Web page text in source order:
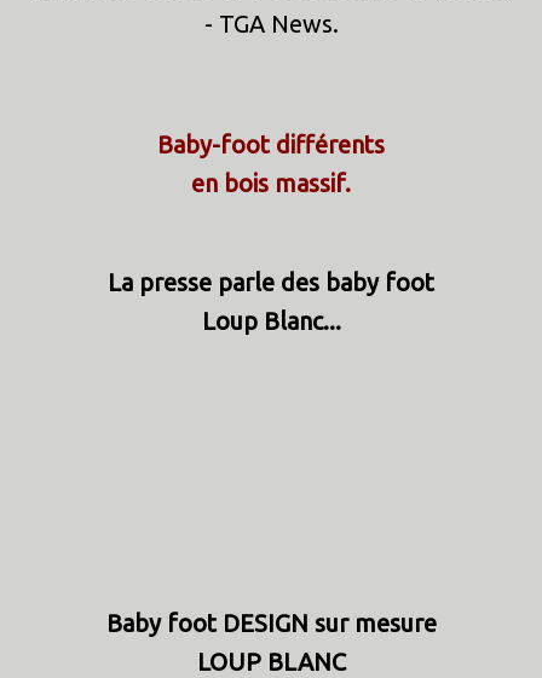
- TGA News.
Baby-foot différents
en bois massif.
La presse parle des baby foot
Loup Blanc...
Baby foot DESIGN sur mesure
LOUP BLANC